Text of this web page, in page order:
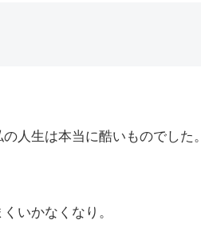
人生は本当に酷いものでした。
いかなくなり。